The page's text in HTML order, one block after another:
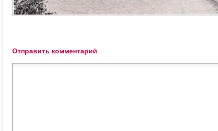
Отправить комментарий